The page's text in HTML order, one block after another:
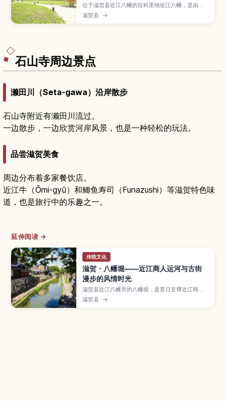
位于滋贺县近江八幡的拉科里纳近江八幡，是由和
菓子老店种屋集团打造的体验型甜点乐园，以草顶
建筑与自然景观闻名。文章将介绍必吃的Club
滋贺县 →
石山寺周边景点
濑田川（Seta-gawa）沿岸散步
石山寺附近有濑田川流过。
一边散步，一边欣赏河岸风景，也是一种轻松的玩法。
品尝滋贺美食
周边分布着多家餐饮店。
近江牛（Ōmi-gyū）和鲫鱼寿司（Funazushi）等滋贺特色味
道，也是旅行中的乐趣之一。
延伸阅读 →
传统文化
滋贺・八幡堀——近江商人运河与古街
漫步的风情时光
滋贺县近江八幡市的八幡堀，是昔日支撑近江商人
贸易的历史运河，如今以石砌河岸与传统町家街景
闻名，也是日剧与电影的常见取景地。本文介绍从
滋贺县 →